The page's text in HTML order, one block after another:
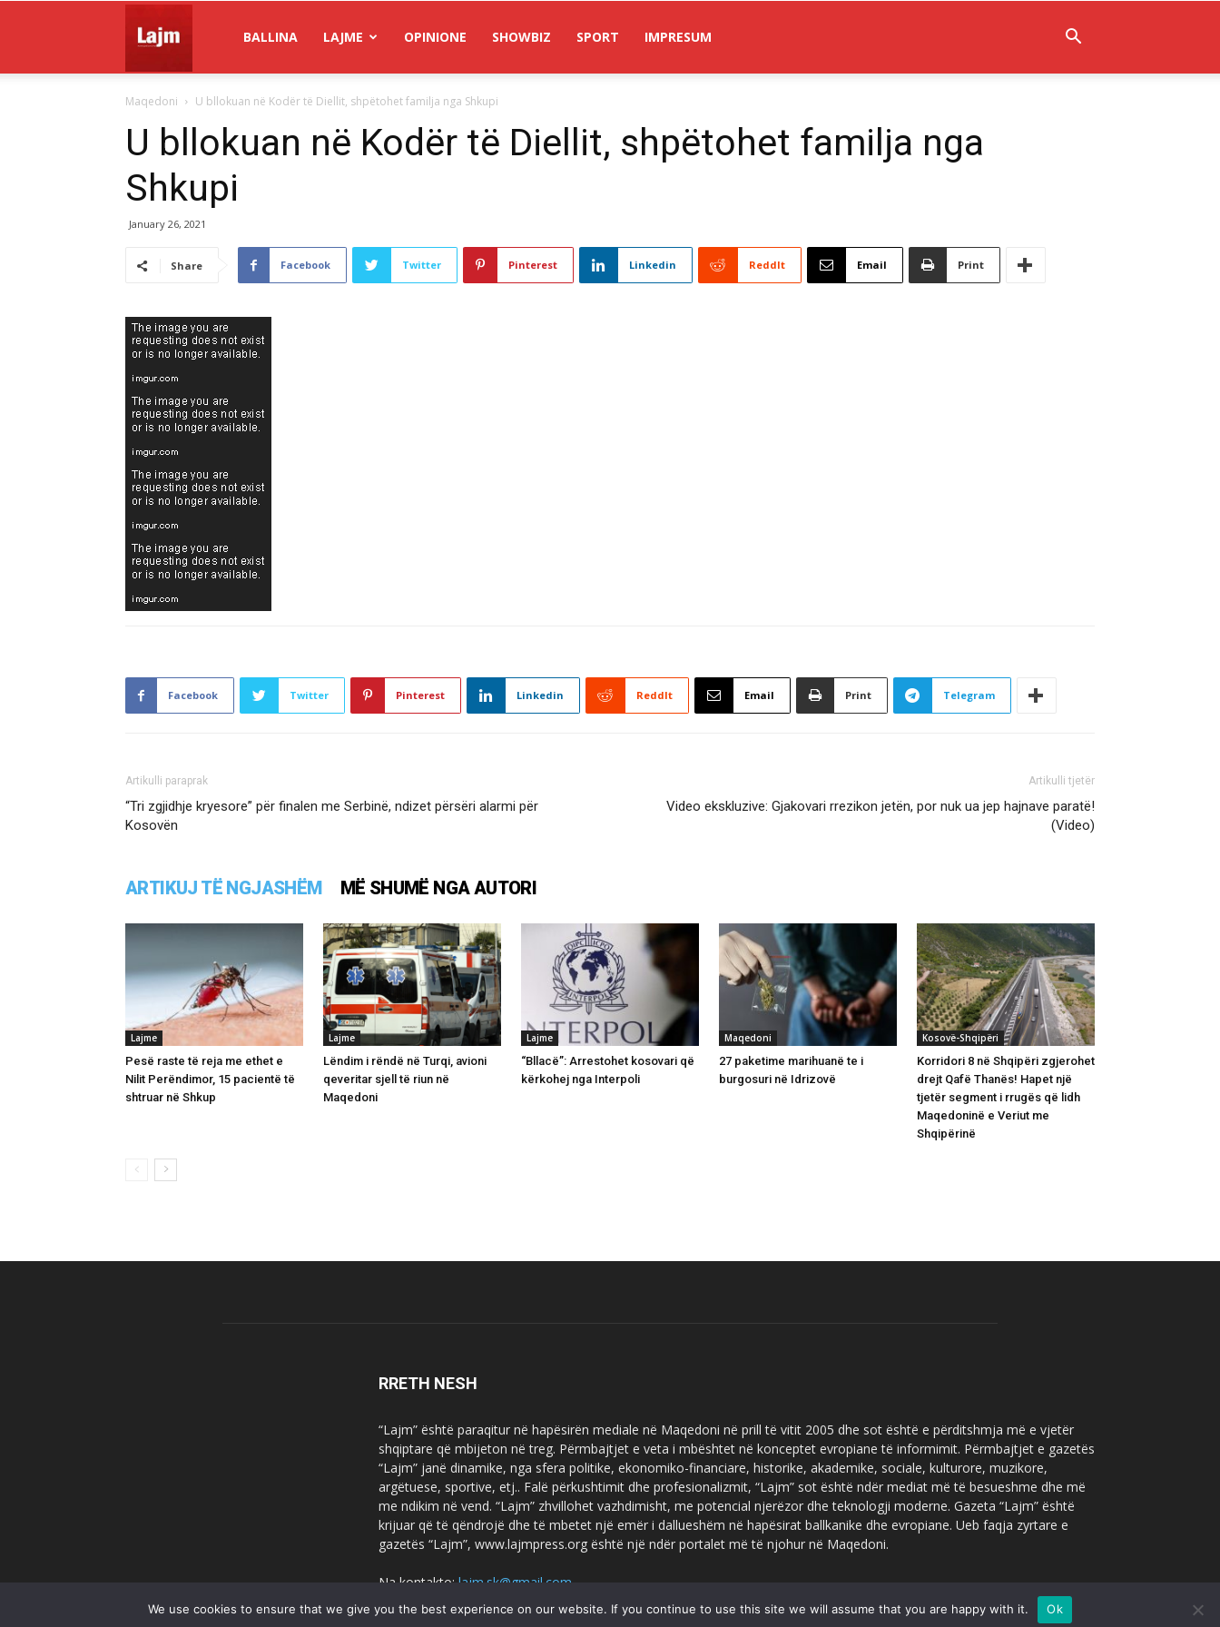
Lajm
BALLINA LAJME OPINIONE SHOWBIZ SPORT IMPRESUM
Maqedoni U bllokuan në Kodër të Diellit, shpëtohet familja nga Shkupi
U bllokuan në Kodër të Diellit, shpëtohet familja nga
Shkupi
January 26, 2021
Share Facebook Twitter Pinterest Linkedin ReddIt Email Print
Facebook Twitter Pinterest Linkedin ReddIt Email Print Telegram
Artikulli paraprak
“Tri zgjidhje kryesore” për finalen me Serbinë, ndizet përsëri alarmi për
Kosovën
Artikulli tjetër
Video ekskluzive: Gjakovari rrezikon jetën, por nuk ua jep hajnave paratë!
(Video)
ARTIKUJ TË NGJASHËM MË SHUMË NGA AUTORI
Lajme
Pesë raste të reja me ethet e
Nilit Perëndimor, 15 pacientë të
shtruar në Shkup
Lajme
Lëndim i rëndë në Turqi, avioni
qeveritar sjell të riun në
Maqedoni
Lajme
“Bllacë”: Arrestohet kosovari që
kërkohej nga Interpoli
Maqedoni
27 paketime marihuanë te i
burgosuri në Idrizovë
Kosovë-Shqipëri
Korridori 8 në Shqipëri zgjerohet
drejt Qafë Thanës! Hapet një
tjetër segment i rrugës që lidh
Maqedoninë e Veriut me
Shqipërinë
RRETH NESH
“Lajm” është paraqitur në hapësirën mediale në Maqedoni në prill të vitit 2005 dhe sot është e përditshmja më e vjetër
shqiptare që mbijeton në treg. Përmbajtjet e veta i mbështet në konceptet evropiane të informimit. Përmbajtjet e gazetës
“Lajm” janë dinamike, nga sfera politike, ekonomiko-financiare, historike, akademike, sociale, kulturore, muzikore,
argëtuese, sportive, etj.. Falë përkushtimit dhe profesionalizmit, “Lajm” sot është ndër mediat më të besueshme dhe më
me ndikim në vend. “Lajm” zhvillohet vazhdimisht, me potencial njerëzor dhe teknologji moderne. Gazeta “Lajm” është
krijuar që të qëndrojë dhe të mbetet një emër i dallueshëm në hapësirat ballkanike dhe evropiane. Ueb faqja zyrtare e
gazetës “Lajm”, www.lajmpress.org është një ndër portalet më të njohur në Maqedoni.
Na kontakto:lajm.sk@gmail.com
We use cookies to ensure that we give you the best experience on our website. If you continue to use this site we will assume that you are happy with it. Ok